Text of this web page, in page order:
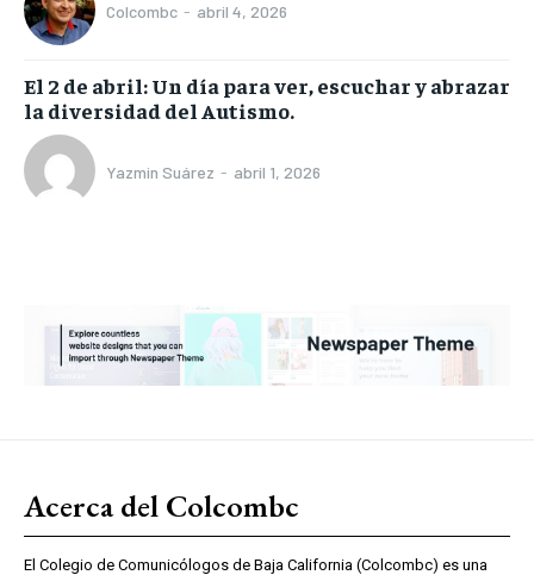
Colcombc - abril 4, 2026
El 2 de abril: Un día para ver, escuchar y abrazar
la diversidad del Autismo.
Yazmin Suárez - abril 1, 2026
Acerca del Colcombc
El Colegio de Comunicólogos de Baja California (Colcombc) es una